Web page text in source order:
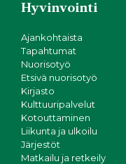
Hyvinvointi
Ajankohtaista
Tapahtumat
Nuorisotyö
Etsivä nuorisotyö
Kirjasto
Kulttuuripalvelut
Kotouttaminen
Liikunta ja ulkoilu
Järjestöt
Matkailu ja retkeily